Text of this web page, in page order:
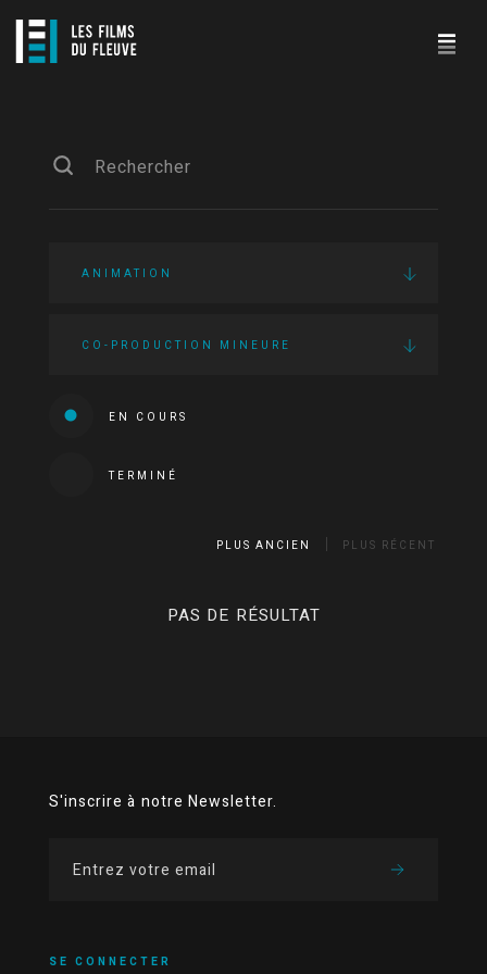
ANIMATION
CO-PRODUCTION MINEURE
EN COURS
TERMINÉ
PLUS ANCIEN PLUS RÉCENT
PAS DE RÉSULTAT
S'inscrire à notre Newsletter.
SE CONNECTER